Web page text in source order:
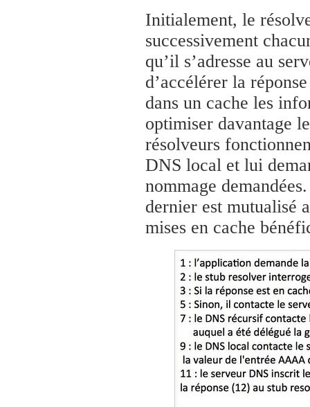
Initialement, le
successivement
qu’il s’adresse au
d’accélérer la
dans un cache les
optimiser davantage
résolveurs
DNS local et lui
nommage
dernier est mutualisé
mises en cache